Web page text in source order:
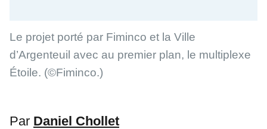
Le projet porté par Fiminco et la Ville
d’Argenteuil avec au premier plan, le multiplexe
Étoile. (©Fiminco.)
Par Daniel Chollet